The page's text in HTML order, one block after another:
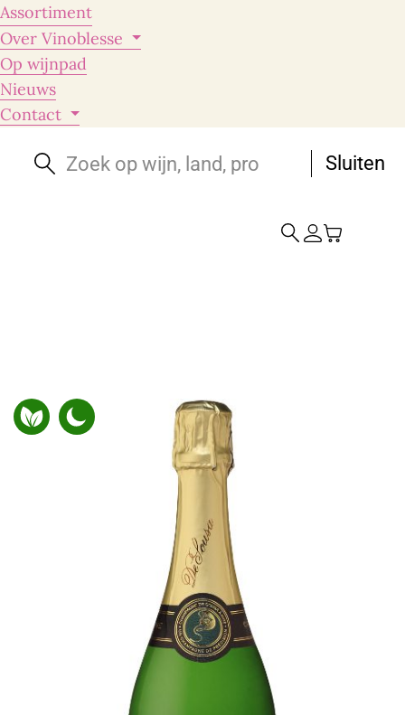
Assortiment
Over Vinoblesse
Op wijnpad
Nieuws
Contact
Sluiten